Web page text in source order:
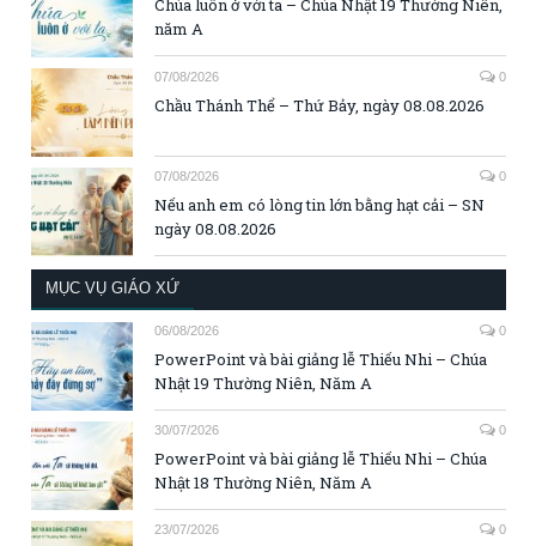
Chúa luôn ở với ta – Chúa Nhật 19 Thường Niên,
năm A
07/08/2026 0
Chầu Thánh Thể – Thứ Bảy, ngày 08.08.2026
07/08/2026 0
Nếu anh em có lòng tin lớn bằng hạt cải – SN
ngày 08.08.2026
MỤC VỤ GIÁO XỨ
06/08/2026 0
PowerPoint và bài giảng lễ Thiếu Nhi – Chúa
Nhật 19 Thường Niên, Năm A
30/07/2026 0
PowerPoint và bài giảng lễ Thiếu Nhi – Chúa
Nhật 18 Thường Niên, Năm A
23/07/2026 0